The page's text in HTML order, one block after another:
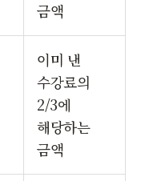
금액
이미 낸
수강료의
2/3에
해당하는
금액